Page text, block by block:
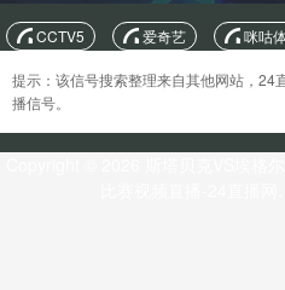
CCTV5 爱奇艺 咪咕
提示：该信号搜索整理来自其他网站，24
播信号。